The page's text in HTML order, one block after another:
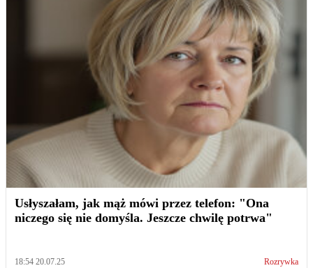
Usłyszałam, jak mąż mówi przez telefon: "Ona
niczego się nie domyśla. Jeszcze chwilę potrwa"
18:54 20.07.25 Rozrywka